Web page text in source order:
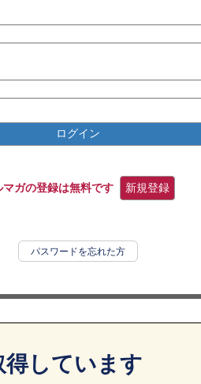
ログイン
マガの登録は無料です 新規登録
パスワードを忘れた方
しています